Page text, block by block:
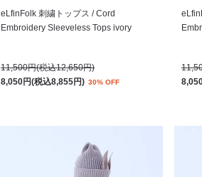
eLfinFolk 刺繍トップス / Cord
Embroidery Sleeveless Tops ivory
11,500円(税込12,650円)
8,050円(税込8,855円) 30% OFF